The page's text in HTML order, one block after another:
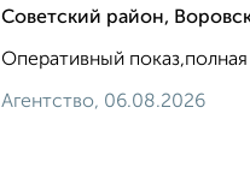
Советский район,
Оперативный
Агентство, 06.08.2026